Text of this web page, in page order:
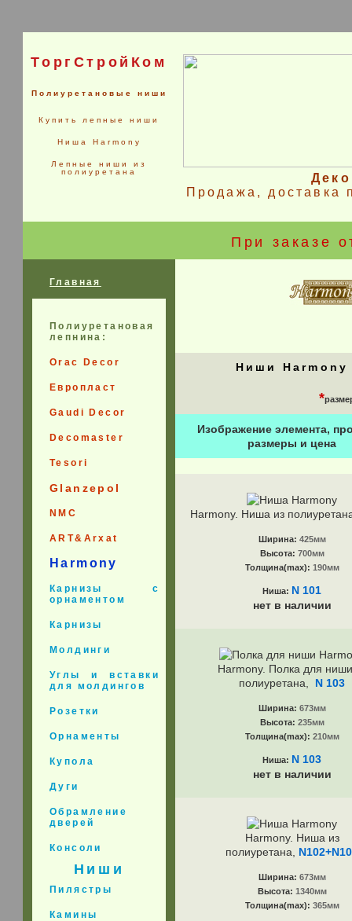
ТоргСтройКом
Полиуретановые ниши
Купить лепные ниши
Ниша Harmony
Лепные ниши из
полиуретана
Продажа, доставка
При заказе
Главная
Полиуретановая
лепнина:
Orac Decor
Европласт
Gaudi Decor
Decomaster
Tesori
Glanzepol
NMC
ART&Arxat
Harmony
Карнизы с
орнаментом
Карнизы
Молдинги
Углы и вставки
для молдингов
Розетки
Орнаменты
Купола
Дуги
Обрамление
дверей
Консоли
Ниши
Пилястры
Камины
Ниши Harmony
*
Изображение элемента,
размеры и цена
Harmony. Ниша из
Ширина: 425мм
Высота: 700мм
Толщина(max): 190мм
Ниша: N 101
нет в наличии
Harmony. Полка для
полиуретана, N 103
Ширина: 673мм
Высота: 235мм
Толщина(max): 210мм
Ниша: N 103
нет в наличии
Harmony. Ниша из
полиуретана,
Ширина: 673мм
Высота: 1340мм
Толщина(max): 365мм